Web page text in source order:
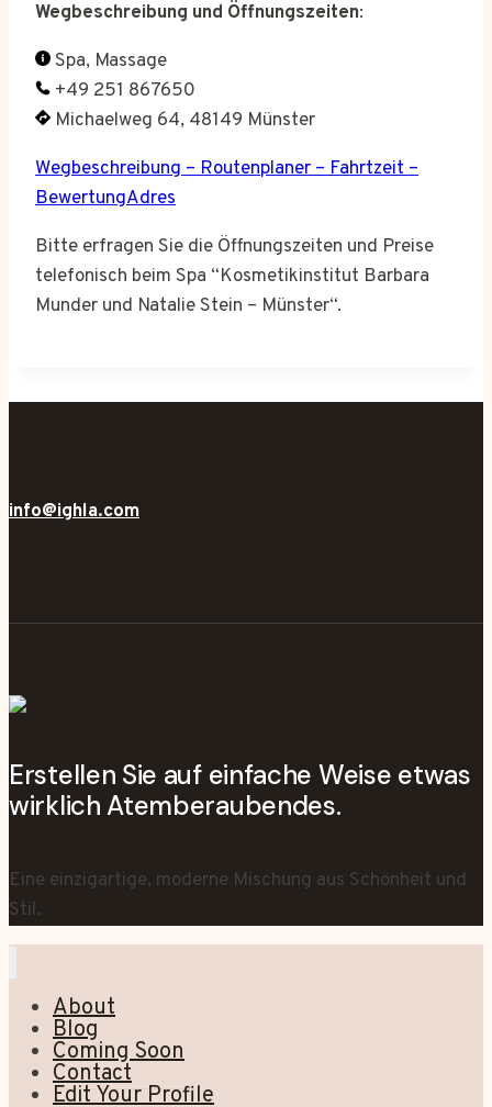
Wegbeschreibung und Öffnungszeiten:
Spa, Massage
+49 251 867650
Michaelweg 64, 48149 Münster
Wegbeschreibung – Routenplaner – Fahrtzeit –
BewertungAdres
Bitte erfragen Sie die Öffnungszeiten und Preise
telefonisch beim Spa “Kosmetikinstitut Barbara
Munder und Natalie Stein – Münster“.
info@ighla.com
Erstellen Sie auf einfache Weise etwas
wirklich Atemberaubendes.
Eine einzigartige, moderne Mischung aus Schönheit und
Stil.
About
Blog
Coming Soon
Contact
Edit Your Profile